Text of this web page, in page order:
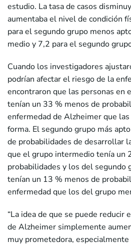
estudio. La tasa de casos
aumentaba el nivel de condición
para el segundo grupo menos
medio y 7,2 para el segundo
Cuando los investigadores
podrían afectar el riesgo de la
encontraron que las personas en
tenían un 33 % menos de
enfermedad de Alzheimer que
forma. El segundo grupo más
de probabilidades de desarrollar
que el grupo intermedio tenía un
probabilidades y los del segundo
tenían un 13 % menos de
enfermedad que los del grupo
“La idea de que se puede reducir
de Alzheimer simplemente
muy prometedora,